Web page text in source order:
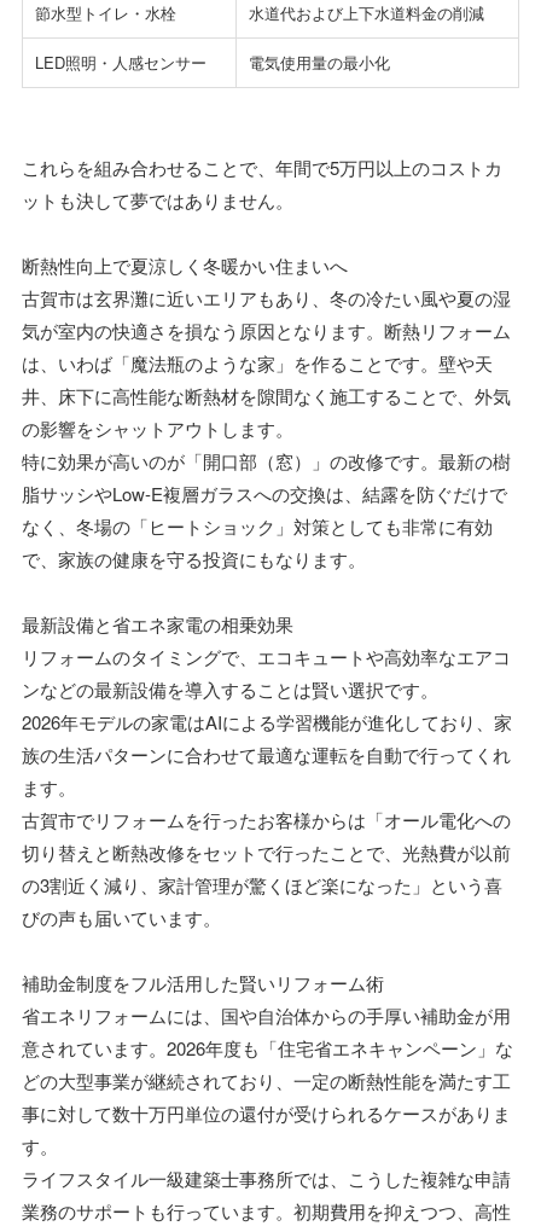
節水型トイレ・水栓 水道代および上下水道料金の削減
LED照明・人感センサー 電気使用量の最小化
これらを組み合わせることで、年間で5万円以上のコストカ
ットも決して夢ではありません。
断熱性向上で夏涼しく冬暖かい住まいへ
古賀市は玄界灘に近いエリアもあり、冬の冷たい風や夏の湿
気が室内の快適さを損なう原因となります。断熱リフォーム
は、いわば「魔法瓶のような家」を作ることです。壁や天
井、床下に高性能な断熱材を隙間なく施工することで、外気
の影響をシャットアウトします。
特に効果が高いのが「開口部（窓）」の改修です。最新の樹
脂サッシやLow-E複層ガラスへの交換は、結露を防ぐだけで
なく、冬場の「ヒートショック」対策としても非常に有効
で、家族の健康を守る投資にもなります。
最新設備と省エネ家電の相乗効果
リフォームのタイミングで、エコキュートや高効率なエアコ
ンなどの最新設備を導入することは賢い選択です。
2026年モデルの家電はAIによる学習機能が進化しており、家
族の生活パターンに合わせて最適な運転を自動で行ってくれ
ます。
古賀市でリフォームを行ったお客様からは「オール電化への
切り替えと断熱改修をセットで行ったことで、光熱費が以前
の3割近く減り、家計管理が驚くほど楽になった」という喜
びの声も届いています。
補助金制度をフル活用した賢いリフォーム術
省エネリフォームには、国や自治体からの手厚い補助金が用
意されています。2026年度も「住宅省エネキャンペーン」な
どの大型事業が継続されており、一定の断熱性能を満たす工
事に対して数十万円単位の還付が受けられるケースがありま
す。
ライフスタイル一級建築士事務所では、こうした複雑な申請
業務のサポートも行っています。初期費用を抑えつつ、高性